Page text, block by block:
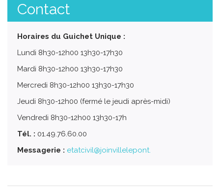
Contact
Horaires du Guichet Unique :
Lundi 8h30-12h00 13h30-17h30
Mardi 8h30-12h00 13h30-17h30
Mercredi 8h30-12h00 13h30-17h30
Jeudi 8h30-12h00 (fermé le jeudi après-midi)
Vendredi 8h30-12h00 13h30-17h
Tél. : 01.49.76.60.00
Messagerie : etatcivil@joinvillelepont.